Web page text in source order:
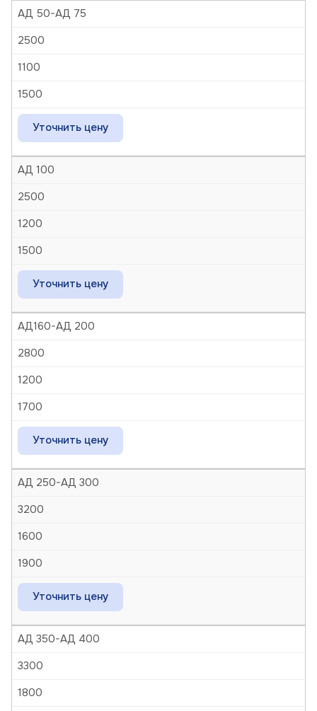
АД 50-АД 75
2500
1100
1500
Уточнить цену
АД 100
2500
1200
1500
Уточнить цену
АД160-АД 200
2800
1200
1700
Уточнить цену
АД 250-АД 300
3200
1600
1900
Уточнить цену
АД 350-АД 400
3300
1800